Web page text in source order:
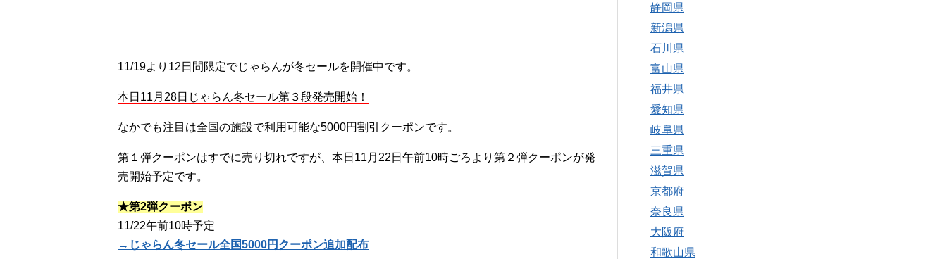
11/19より12日間限定でじゃらんが冬セールを開催中です。
本日11月28日じゃらん冬セール第３段発売開始！
なかでも注目は全国の施設で利用可能な5000円割引クーポンです。
第１弾クーポンはすでに売り切れですが、本日11月22日午前10時ごろより第２弾クーポンが発
売開始予定です。
★第2弾クーポン
11/22午前10時予定
→じゃらん冬セール全国5000円クーポン追加配布
静岡県
新潟県
石川県
富山県
福井県
愛知県
岐阜県
三重県
滋賀県
京都府
奈良県
大阪府
和歌山県